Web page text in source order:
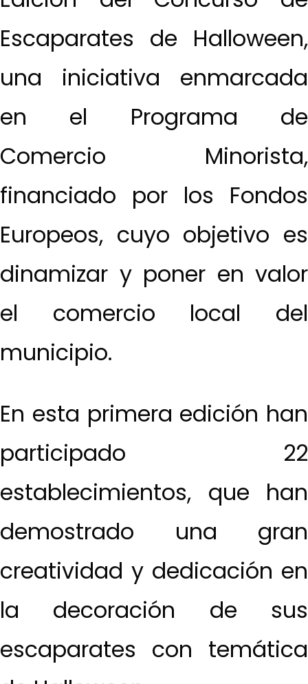
Escaparates de Halloween,
una iniciativa enmarcada
en el Programa de
Comercio Minorista,
financiado por los Fondos
Europeos, cuyo objetivo es
dinamizar y poner en valor
el comercio local del
municipio.
En esta primera edición han
participado 22
establecimientos, que han
demostrado una gran
creatividad y dedicación en
la decoración de sus
escaparates con temática